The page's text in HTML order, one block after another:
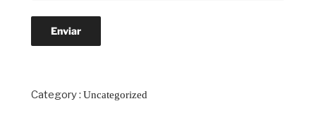
Category : Uncategorized